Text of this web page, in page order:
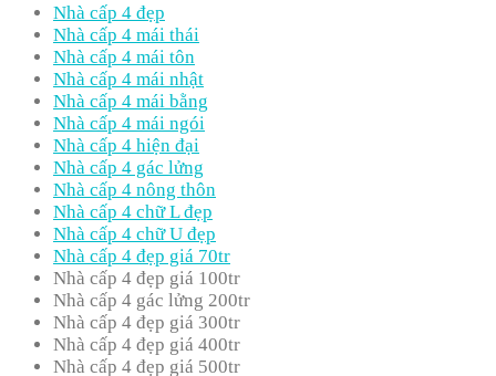
Nhà cấp 4 đẹp
Nhà cấp 4 mái thái
Nhà cấp 4 mái tôn
Nhà cấp 4 mái nhật
Nhà cấp 4 mái bằng
Nhà cấp 4 mái ngói
Nhà cấp 4 hiện đại
Nhà cấp 4 gác lửng
Nhà cấp 4 nông thôn
Nhà cấp 4 chữ L đẹp
Nhà cấp 4 chữ U đẹp
Nhà cấp 4 đẹp giá 70tr
Nhà cấp 4 đẹp giá 100tr
Nhà cấp 4 gác lửng 200tr
Nhà cấp 4 đẹp giá 300tr
Nhà cấp 4 đẹp giá 400tr
Nhà cấp 4 đẹp giá 500tr